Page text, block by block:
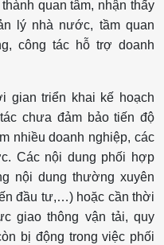
quan tâm, nhận thấy
lý nhà nước, tầm quan
công tác hỗ trợ doanh
gian triển khai kế hoạch
chưa đảm bảo tiến độ
nhiều doanh nghiệp, các
Các nội dung phối hợp
nội dung thường xuyên
đầu tư,…) hoặc cần thời
giao thông vận tải, quy
bị động trong việc phối